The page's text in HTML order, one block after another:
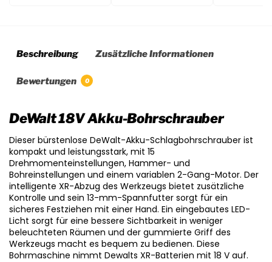
Beschreibung Zusätzliche Informationen
Bewertungen 0
DeWalt 18V Akku-Bohrschrauber
Dieser bürstenlose DeWalt-Akku-Schlagbohrschrauber ist
kompakt und leistungsstark, mit 15
Drehmomenteinstellungen, Hammer- und
Bohreinstellungen und einem variablen 2-Gang-Motor. Der
intelligente XR-Abzug des Werkzeugs bietet zusätzliche
Kontrolle und sein 13-mm-Spannfutter sorgt für ein
sicheres Festziehen mit einer Hand. Ein eingebautes LED-
Licht sorgt für eine bessere Sichtbarkeit in weniger
beleuchteten Räumen und der gummierte Griff des
Werkzeugs macht es bequem zu bedienen. Diese
Bohrmaschine nimmt Dewalts XR-Batterien mit 18 V auf.